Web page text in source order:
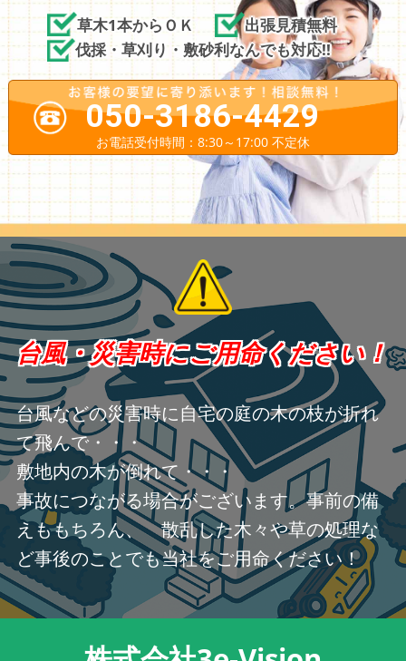
草木1本からＯＫ
出張見積無料
伐採・草刈り・敷砂利なんでも対応!!
050-3186-4429
お電話受付時間：8:30～17:00 不定休
台風・災害時にご用命ください！
台風などの災害時に自宅の庭の木の枝が折れ
て飛んで・・・
敷地内の木が倒れて・・・
事故につながる場合がございます。事前の備
えももちろん、 散乱した木々や草の処理な
ど事後のことでも当社をご用命ください！